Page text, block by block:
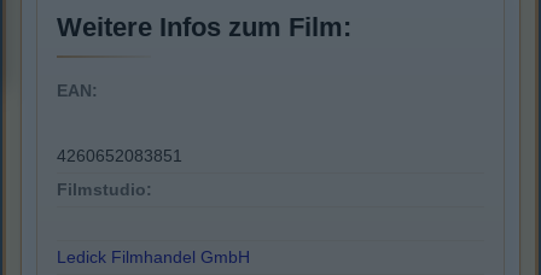
Weitere Infos zum Film:
EAN:
4260652083851
Filmstudio:
Ledick Filmhandel GmbH